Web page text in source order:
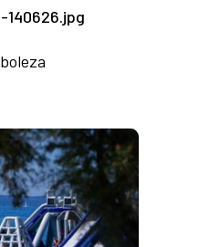
140626.jpg